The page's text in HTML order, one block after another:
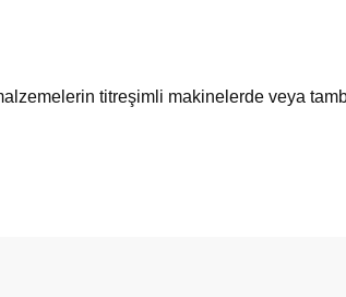
titreşimli makinelerde veya